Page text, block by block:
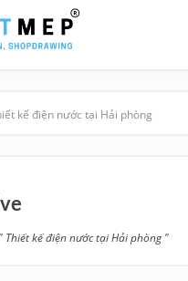
kế điện nước tại Hải phòng
Thiết kế điện nước tại Hải phòng "